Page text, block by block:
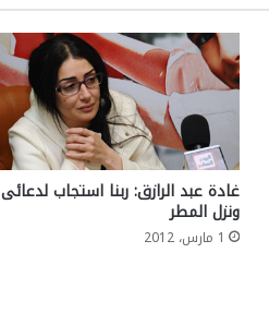
غادة عبد الرازق: ربنا استجاب لدعائى
ونزل المطر
1 مارس، 2012